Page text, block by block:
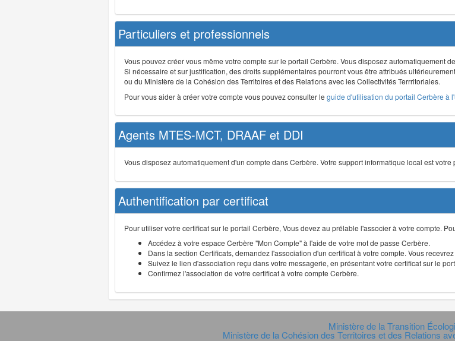
Particuliers et professionnels
Vous pouvez créer vous même votre compte sur le portail Cerbère. Vous disposez automatiquement
Si nécessaire et sur justification, des droits supplémentaires pourront vous être attribués
ou du Ministère de la Cohésion des Territoires et des Relations avec les Collectivités Terrritoriales.
Pour vous aider à créer votre compte vous pouvez consulter le guide d'utilisation du portail Cerbère à
Agents MTES-MCT, DRAAF et DDI
Vous disposez automatiquement d'un compte dans Cerbère. Votre support informatique local est votre
Authentification par certificat
Pour utiliser votre certificat sur le portail Cerbère, Vous devez au prélable l'associer à votre compte.
Accédez à votre espace Cerbère "Mon Compte" à l'aide de votre mot de passe Cerbère.
Dans la section Certificats, demandez l'association d'un certificat à votre compte. Vous
Suivez le lien d'association reçu dans votre messagerie, en présentant votre certificat sur le
Confirmez l'association de votre certificat à votre compte Cerbère.
Ministère de la Transition
Ministère de la Cohésion des Territoires et des Relations